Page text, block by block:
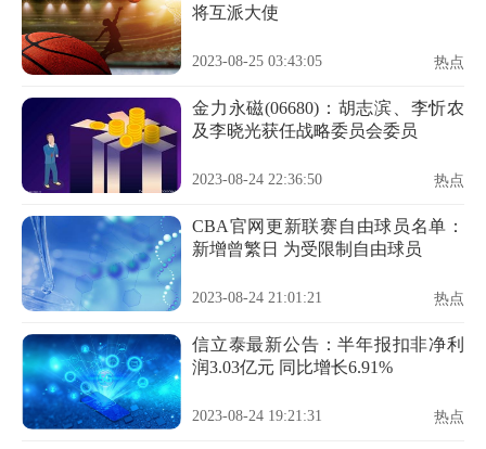
将互派大使
2023-08-25 03:43:05 热点
金力永磁(06680)：胡志滨、李忻农
及李晓光获任战略委员会委员
2023-08-24 22:36:50 热点
CBA官网更新联赛自由球员名单：
新增曾繁日 为受限制自由球员
2023-08-24 21:01:21 热点
信立泰最新公告：半年报扣非净利
润3.03亿元 同比增长6.91%
2023-08-24 19:21:31 热点